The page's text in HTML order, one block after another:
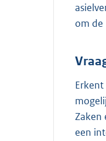
om de
Zaken
een